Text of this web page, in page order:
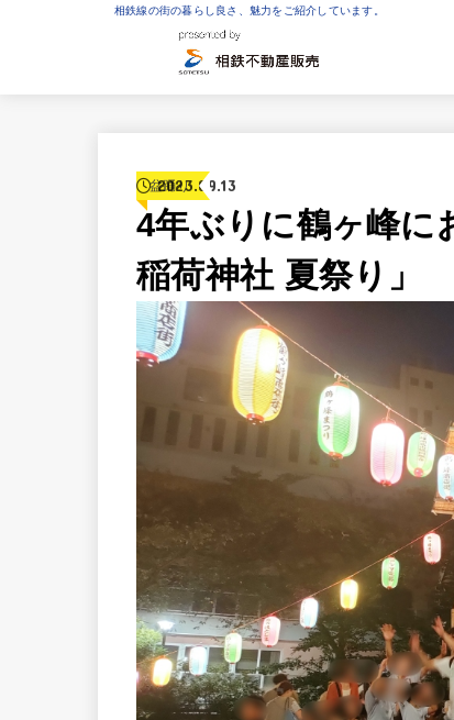
相鉄線の街の暮らし良さ、魅力をご紹介しています。
盆踊り
2023.09.13
4年ぶりに鶴ヶ峰に
稲荷神社 夏祭り」